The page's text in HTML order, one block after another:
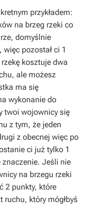
przykładem:
na brzeg rzeki co
domyślnie
pozostał ci 1
kosztuje dwa
ale możesz
ma się
wykonanie do
twoi wojownicy się
z tym, że jeden
z obecnej więc po
ci już tylko 1
Jeśli nie
na brzegu rzeki
2 punkty, które
który mógłbyś